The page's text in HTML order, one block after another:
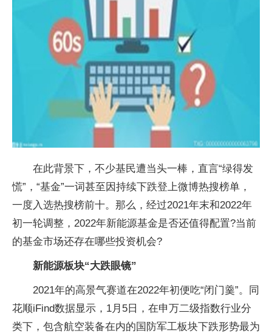
在此背景下，不少基民遭当头一棒，直言“绿得发
慌”，“基金”一词甚至因持续下跌登上微博热搜榜单，
一度入选热搜榜前十。那么，经过2021年末和2022年
初一轮调整，2022年新能源基金是否还值得配置?当前
的基金市场还存在哪些投资机会?
新能源板块“大跌眼镜”
2021年的高景气赛道在2022年初便吃“闭门羹”。同
花顺iFind数据显示，1月5日，在申万二级指数行业分
类下，包含航空装备在内的国防军工板块下跌形势最为